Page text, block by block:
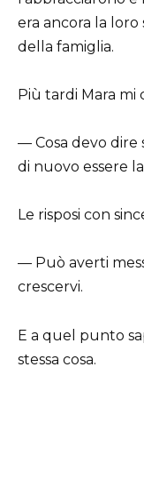
era ancora la loro
della famiglia.
Più tardi Mara mi
— Cosa devo dire
di nuovo essere
Le risposi con
— Può averti
crescervi.
E a quel punto
stessa cosa.